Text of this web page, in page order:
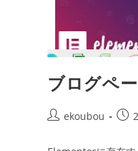
ブログペ
ekoubou